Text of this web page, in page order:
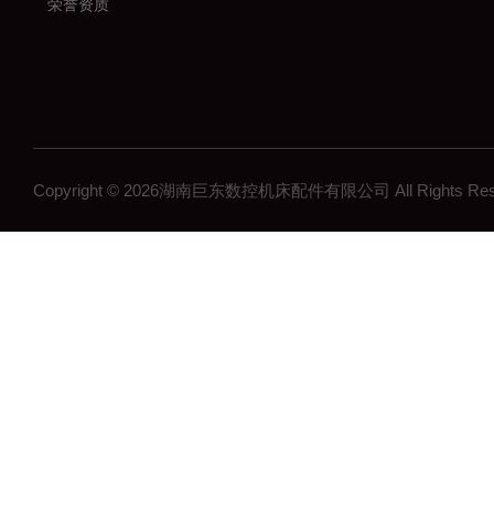
荣誉资质
Copyright © 2026湖南巨东数控机床配件有限公司 All Rights